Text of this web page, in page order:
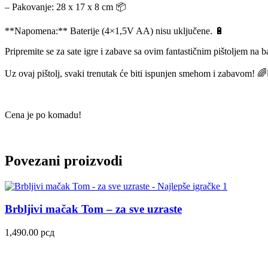
– Pakovanje: 28 x 17 x 8 cm 📦
**Napomena:** Baterije (4×1,5V AA) nisu uključene. 🔋
Pripremite se za sate igre i zabave sa ovim fantastičnim pištoljem na
Uz ovaj pištolj, svaki trenutak će biti ispunjen smehom i zabavom!
Cena je po komadu!
Povezani proizvodi
Brbljivi mačak Tom – za sve uzraste
1,490.00 рсд